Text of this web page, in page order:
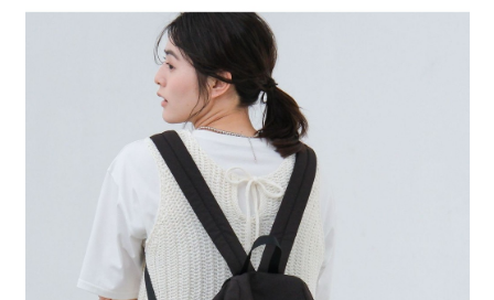
恩沛科技股份有限公司將有權停止該用戶之使用額度並採取法律行動。